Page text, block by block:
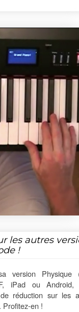
les autres
!
version Physique
iPad ou Android,
réduction sur les
Profitez-en !